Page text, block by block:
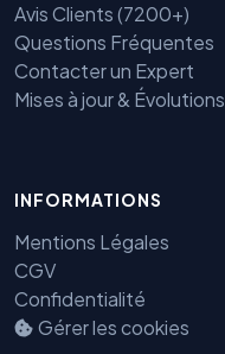
Avis Clients (7200+)
Questions Fréquentes
Contacter un Expert
Mises à jour & Évolutions
INFORMATIONS
Mentions Légales
CGV
Confidentialité
Gérer les cookiesGEO